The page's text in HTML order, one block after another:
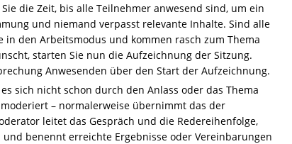
die Zeit, bis alle Teilnehmer anwesend sind, um ein
und niemand verpasst relevante Inhalte. Sind alle
in den Arbeitsmodus und kommen rasch zum Thema
starten Sie nun die Aufzeichnung der Sitzung.
Anwesenden über den Start der Aufzeichnung.
sich nicht schon durch den Anlass oder das Thema
– normalerweise übernimmt das der
leitet das Gespräch und die Redereihenfolge,
benennt erreichte Ergebnisse oder Vereinbarungen